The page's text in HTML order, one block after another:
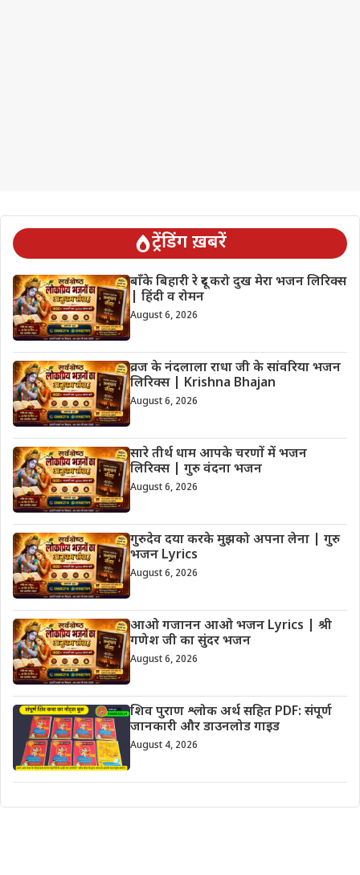
ट्रेंडिंग ख़बरें
बाँके बिहारी रे दूर करो दुख मेरा भजन लिरिक्स
| हिंदी व रोमन
August 6, 2026
व्रज के नंदलाला राधा जी के सांवरिया भजन
लिरिक्स | Krishna Bhajan
August 6, 2026
सारे तीर्थ धाम आपके चरणों में भजन
लिरिक्स | गुरु वंदना भजन
August 6, 2026
गुरुदेव दया करके मुझको अपना लेना | गुरु
भजन Lyrics
August 6, 2026
आओ गजानन आओ भजन Lyrics | श्री
गणेश जी का सुंदर भजन
August 6, 2026
शिव पुराण श्लोक अर्थ सहित PDF: संपूर्ण
जानकारी और डाउनलोड गाइड
August 4, 2026